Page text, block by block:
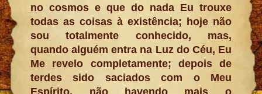
no cosmos e que do nada Eu trouxe
todas as coisas à existência; hoje não
sou totalmente conhecido, mas,
quando alguém entra na Luz do Céu, Eu
Me revelo completamente; depois de
terdes sido saciados com o Meu
Espírito, não havendo mais o